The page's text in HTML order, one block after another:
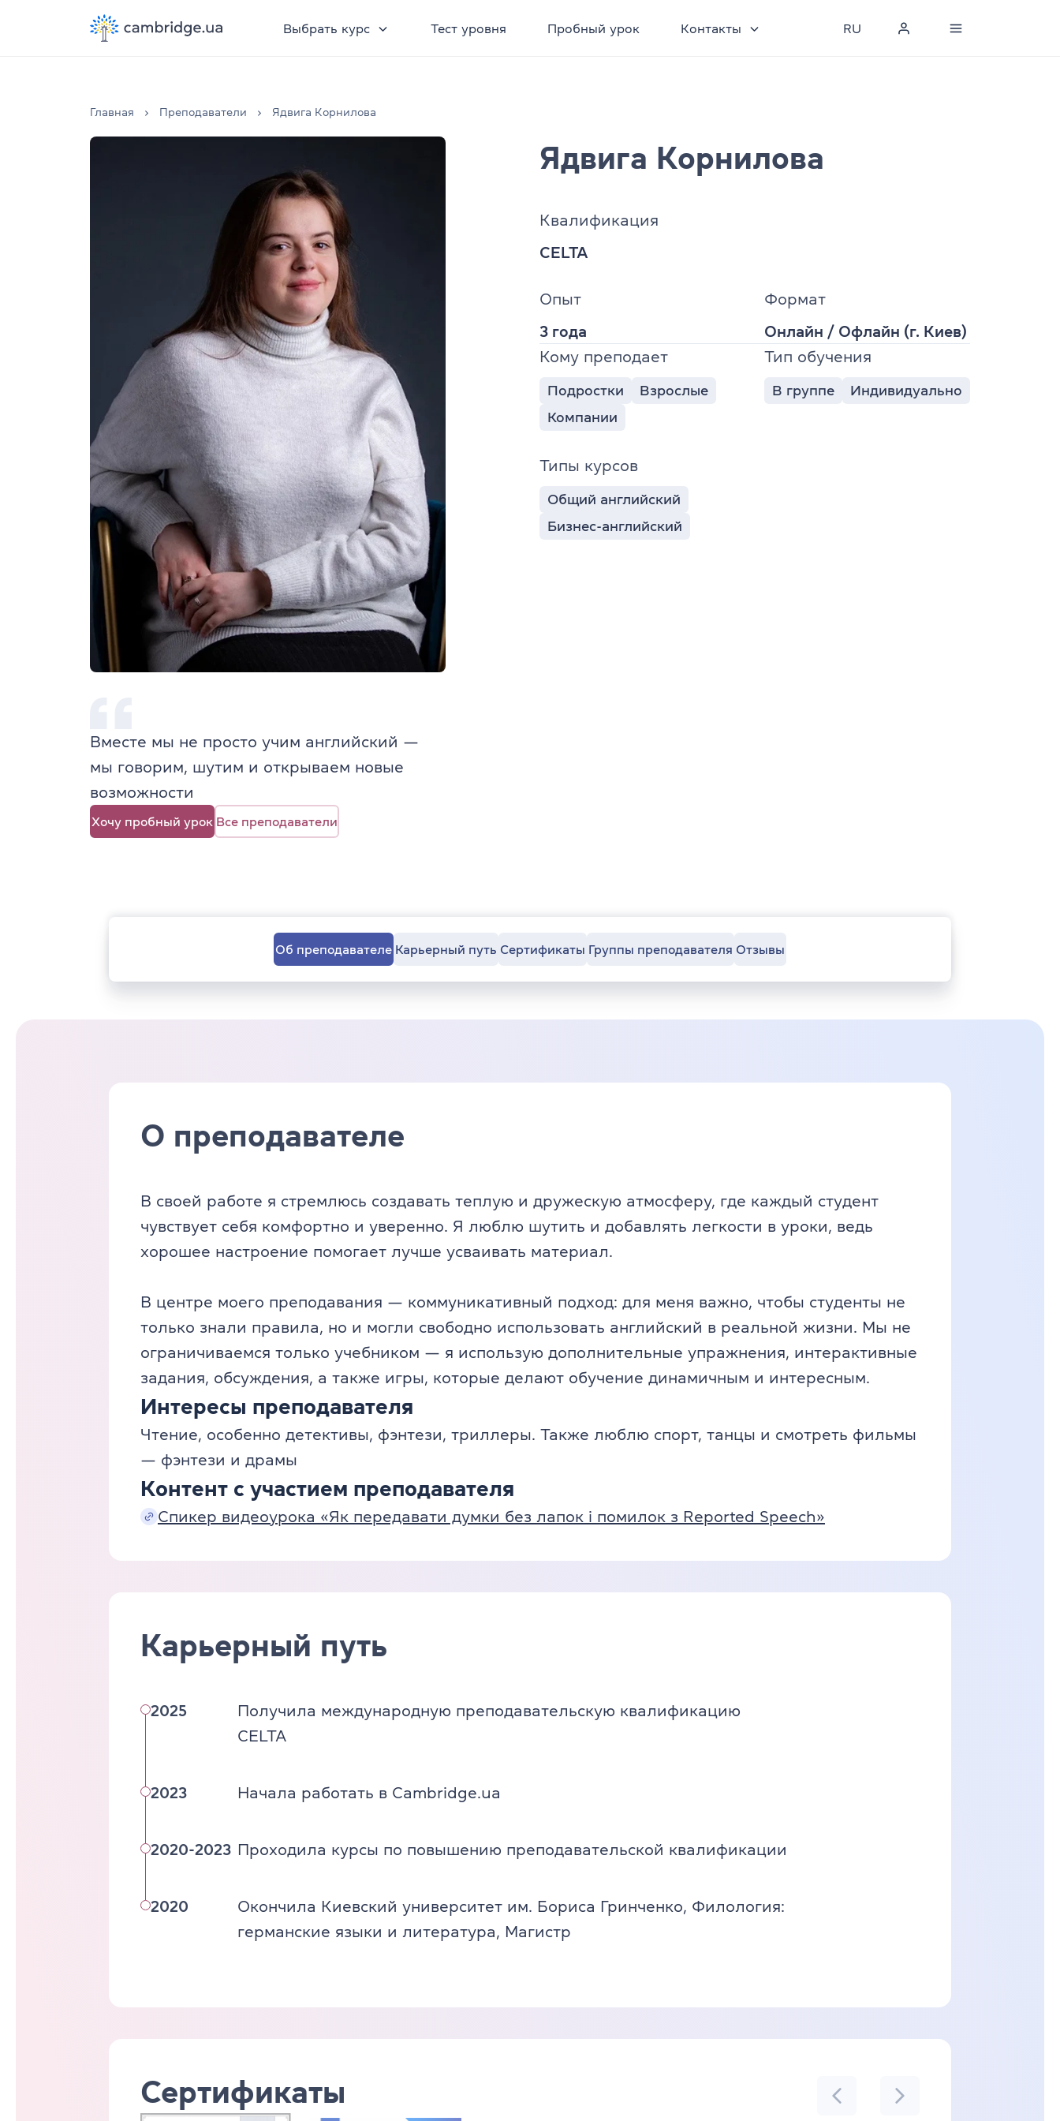
Выбрать курс Тест уровня Пробный урок Контакты RU
Главная Преподаватели Ядвига Корнилова
Вместе мы не просто учим английский —
мы говорим, шутим и открываем новые
возможности
Хочу пробный урок Все преподаватели
Ядвига Корнилова
Квалификация
CELTA
Опыт
3 года
Формат
Онлайн / Офлайн (г. Киев)
Кому преподает
Подростки
Взрослые
Компании
Тип обучения
В группе Индивидуально
Типы курсов
Общий английский
Бизнес-английский
Об преподавателе Карьерный путь Сертификаты Группы преподавателя Отзывы
О преподавателе
В своей работе я стремлюсь создавать теплую и дружескую атмосферу, где каждый студент
чувствует себя комфортно и уверенно. Я люблю шутить и добавлять легкости в уроки, ведь
хорошее настроение помогает лучше усваивать материал.
В центре моего преподавания — коммуникативный подход: для меня важно, чтобы студенты не
только знали правила, но и могли свободно использовать английский в реальной жизни. Мы не
ограничиваемся только учебником — я использую дополнительные упражнения, интерактивные
задания, обсуждения, а также игры, которые делают обучение динамичным и интересным.
Интересы преподавателя
Чтение, особенно детективы, фэнтези, триллеры. Также люблю спорт, танцы и смотреть фильмы
— фэнтези и драмы
Контент с участием преподавателя
Спикер видеоурока «Як передавати думки без лапок і помилок з Reported Speech»
Карьерный путь
2025
Получила международную преподавательскую квалификацию
CELTA
2023 Начала работать в Cambridge.ua
2020-2023 Проходила курсы по повышению преподавательской квалификации
2020
Окончила Киевский университет им. Бориса Гринченко, Филология:
германские языки и литература, Магистр
Сертификаты